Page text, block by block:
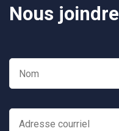
Nous joindre